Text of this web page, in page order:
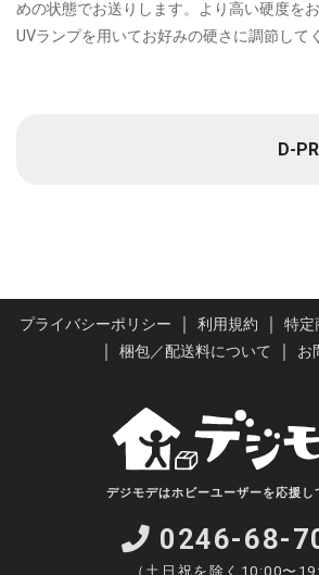
めの状態でお送りします。より高い硬度を
UVランプを用いてお好みの硬さに調節して
D-
プライバシーポリシー 利用規約 特定
梱包／配送料について お
デジモデはホビーユーザーを応援し
0246-68-
（土日祝を除く10:00〜